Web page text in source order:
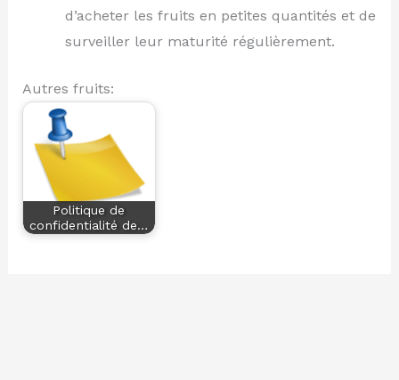
d’acheter les fruits en petites quantités et de
surveiller leur maturité régulièrement.
Autres fruits:
Politique de
confidentialité de…